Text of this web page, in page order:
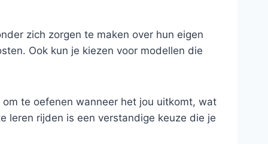
zich zorgen te maken over hun eigen
Ook kun je kiezen voor modellen die
te oefenen wanneer het jou uitkomt, wat
leren rijden is een verstandige keuze die je